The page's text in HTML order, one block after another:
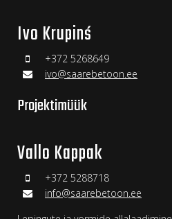
Ivo Krupinś
+372 5268649
ivo@saarebetoon.ee
Projektimüük
Vallo Kappak
+372 5288718
info@saarebetoon.ee